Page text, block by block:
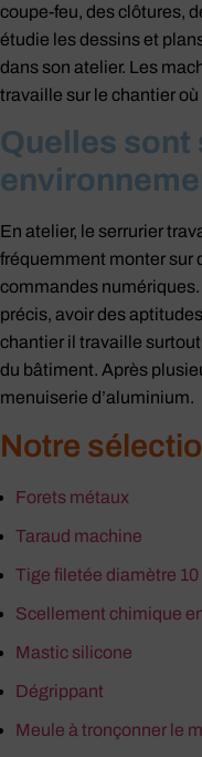
coupe-feu, des clôtures,
étudie les dessins et
dans son atelier. Les
travaille sur le chantier
Quelles sont
En atelier, le serrurier
fréquemment monter sur
commandes numériques.
précis, avoir des
chantier il travaille surtout
du bâtiment. Après
menuiserie d’aluminium.
Notre
Forets métaux
Taraud machine
Tige filetée diamètre 10
Scellement chimique
Mastic silicone
Dégrippant
Meule à tronçonner le